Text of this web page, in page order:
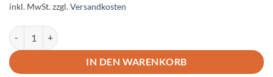
inkl. MwSt.zzgl.Versandkosten
Knackpunkte Rechnen 3/4 Menge
IN DEN WARENKORB